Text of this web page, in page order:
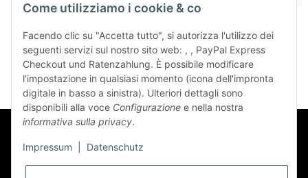
Come utilizziamo i cookie & co
Facendo clic su "Accetta tutto", si autorizza l'utilizzo dei
seguenti servizi sul nostro sito web: , , PayPal Express
Checkout und Ratenzahlung. È possibile modificare
l'impostazione in qualsiasi momento (icona dell'impronta
digitale in basso a sinistra). Ulteriori dettagli sono
disponibili alla voce Configurazione e nella nostra
informativa sulla privacy.
Impressum Datenschutz